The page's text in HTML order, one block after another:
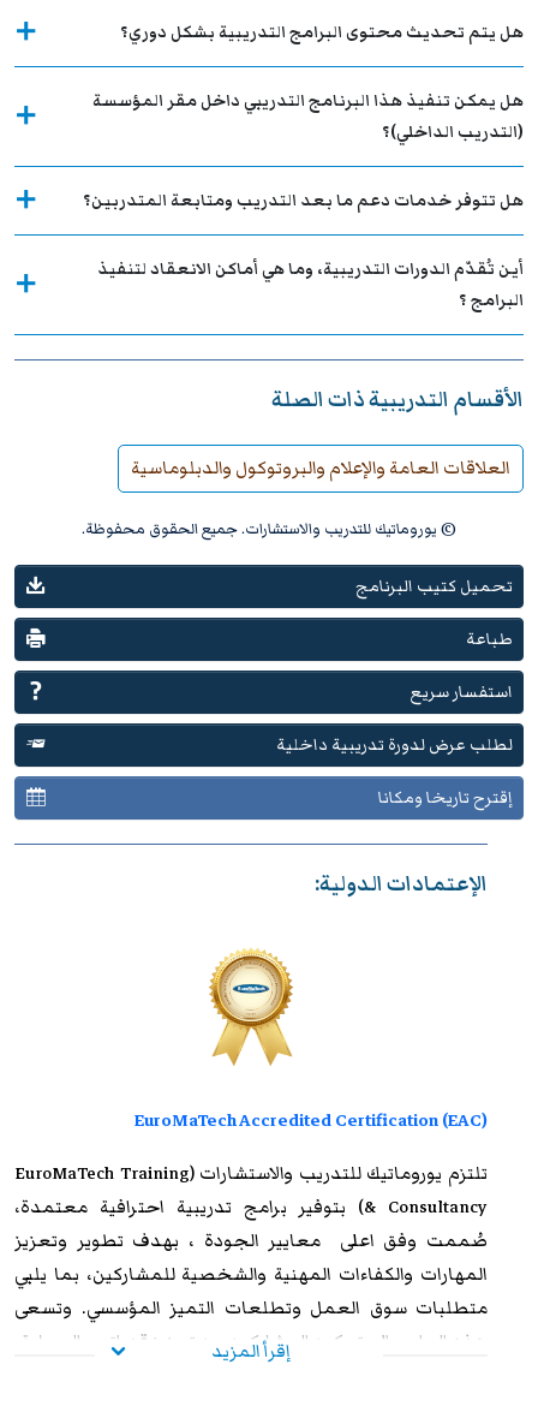
هل يتم تحديث محتوى البرامج التدريبية بشكل دوري؟
هل يمكن تنفيذ هذا البرنامج التدريبي داخل مقر المؤسسة
(التدريب الداخلي)؟
هل تتوفر خدمات دعم ما بعد التدريب ومتابعة المتدربين؟
أين تُقدّم الدورات التدريبية، وما هي أماكن الانعقاد لتنفيذ
البرامج ؟
الأقسام التدريبية ذات الصلة
العلاقات العامة والإعلام والبروتوكول والدبلوماسية
© يوروماتيك للتدريب والاستشارات. جميع الحقوق محفوظة.
تحميل كتيب البرنامج
طباعة
استفسار سريع
لطلب عرض لدورة تدريبية داخلية
إقترح تاريخا ومكانا
الإعتمادات الدولية:
EuroMaTech Accredited Certification (EAC)
تلتزم يوروماتيك للتدريب
والاستشارات (EuroMaTech Training
& Consultancy) بتوفير برامج تدريبية احترافية معتمدة،
صُممت وفق اعلى معايير الجودة ، بهدف تطوير وتعزيز
المهارات والكفاءات المهنية والشخصية للمشاركين، بما يلبي
متطلبات سوق العمل وتطلعات التميز المؤسسي. وتسعى
هذه البرامج إلى تمكين المشاركين من تعزيز قدراتهم العملية،
إقرأ المزيد